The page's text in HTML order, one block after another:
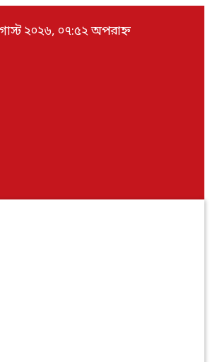
২০২৬, ০৭:৫২ অপরাহ্ন